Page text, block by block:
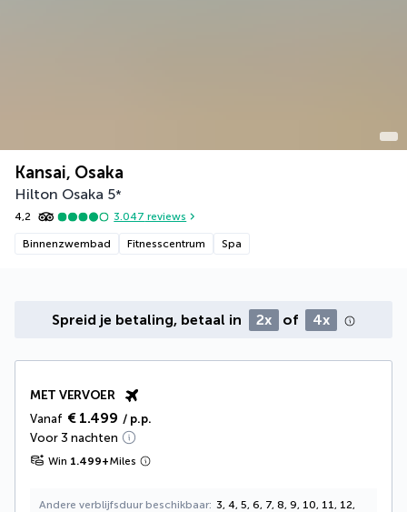
Kansai, Osaka
Hilton Osaka 5*
4,2 3.047 reviews
Binnenzwembad Fitnesscentrum Spa
Spreid je betaling, betaal in 2x of 4x
MET VERVOER
Vanaf € 1.499 / p.p.
Voor 3 nachten
Win 1.499+Miles
Andere verblijfsduur beschikbaar 3, 4, 5, 6, 7, 8, 9, 10, 11, 12,